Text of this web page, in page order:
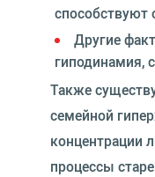
способствуют
Другие
гиподинамия,
Также
семейной
концентрации
процессы